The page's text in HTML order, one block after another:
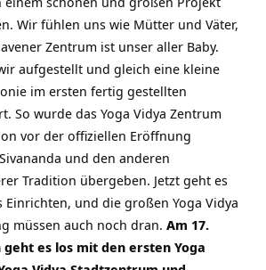
Wir fühlen uns wie Mütter und Väter,
Zentrum ist unser aller Baby.
aufgestellt und gleich eine kleine
im ersten fertig gestellten
So wurde das Yoga Vidya Zentrum
vor der offiziellen Eröffnung
und den anderen
Tradition übergeben. Jetzt geht es
Einrichten, und die großen Yoga Vidya
müssen auch noch dran. Am 17.
geht es los mit den ersten Yoga